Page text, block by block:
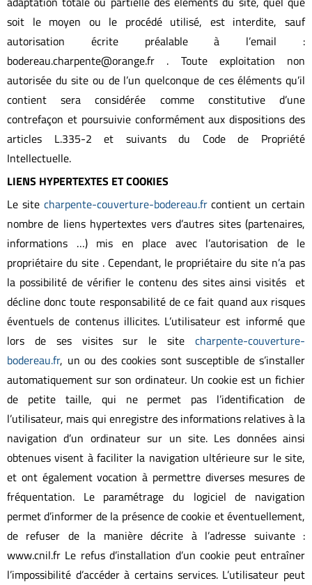
soit le moyen ou le procédé utilisé, est interdite, sauf
autorisation écrite préalable à l’email :
bodereau.charpente@orange.fr . Toute exploitation non
autorisée du site ou de l’un quelconque de ces éléments qu’il
contient sera considérée comme constitutive d’une
contrefaçon et poursuivie conformément aux dispositions des
articles L.335-2 et suivants du Code de Propriété
Intellectuelle.
LIENS HYPERTEXTES ET COOKIES
Le site charpente-couverture-bodereau.frcontient un certain
nombre de liens hypertextes vers d’autres sites (partenaires,
informations …) mis en place avec l’autorisation de le
propriétaire du site . Cependant, le propriétaire du site n’a pas
la possibilité de vérifier le contenu des sites ainsi visités et
décline donc toute responsabilité de ce fait quand aux risques
éventuels de contenus illicites. L’utilisateur est informé que
lors de ses visites sur le site charpente-couverture-
bodereau.fr, un ou des cookies sont susceptible de s’installer
automatiquement sur son ordinateur. Un cookie est un fichier
de petite taille, qui ne permet pas l’identification de
l’utilisateur, mais qui enregistre des informations relatives à la
navigation d’un ordinateur sur un site. Les données ainsi
obtenues visent à faciliter la navigation ultérieure sur le site,
et ont également vocation à permettre diverses mesures de
fréquentation. Le paramétrage du logiciel de navigation
permet d’informer de la présence de cookie et éventuellement,
de refuser de la manière décrite à l’adresse suivante :
www.cnil.fr Le refus d’installation d’un cookie peut entraîner
l’impossibilité d’accéder à certains services. L’utilisateur peut